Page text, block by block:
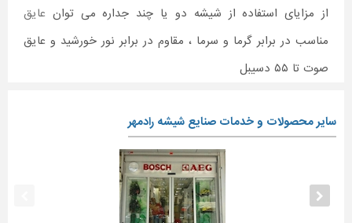
از مزایای استفاده از شیشه دو یا چند جداره می توان عایق
مناسب در برابر گرما و سرما ، مقاوم در برابر نور خورشید و عایق
صوت تا ۵۵ دسیبل
سایر محصولات و خدمات صنایع شیشه رادمهر